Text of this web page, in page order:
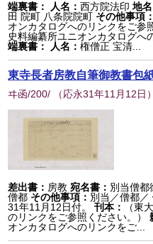
端裏書： 人名：西方院法印 地名
田 院町 八条院院町 その他事項：
オンカタログへのリンクをご参
史料編纂所ユニオンカタログへ
端裏書：
人名：権僧正 宝清...
東寺長者房教自筆御教書包
ヰ函/200/ （応永31年11月12日）
差出書： 房教 宛名書： 別当僧都
僧都 その他事項： 別当／僧都／
31年11月12日付。
刊本：
（東
のリンクをご参照ください。）
オンカタログへのリンクをご...